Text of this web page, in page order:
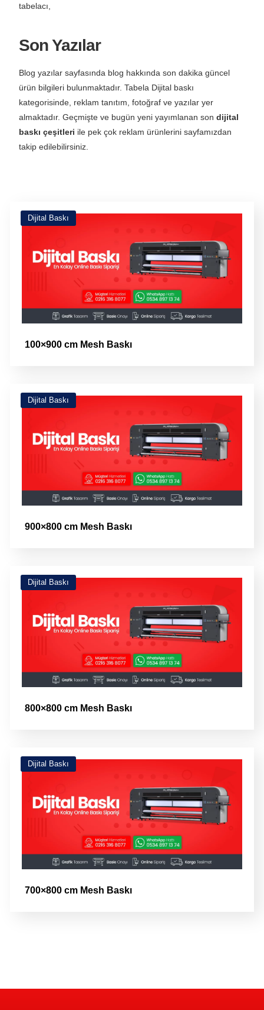
tabelacı,
Son Yazılar
Blog yazılar sayfasında blog hakkında son dakika güncel
ürün bilgileri bulunmaktadır.Tabela Dijital baskı
kategorisinde , reklam tanıtım, fotoğraf ve yazılar yer
almaktadır. Geçmişte ve bugün yeni yayımlanan sondijital
baskı çeşitleri ile pek çok reklam ürünlerini sayfamızdan
takip edilebilirsiniz.
Dijital Baskı
100×900 cm Mesh Baskı
Dijital Baskı
900×800 cm Mesh Baskı
Dijital Baskı
800×800 cm Mesh Baskı
Dijital Baskı
700×800 cm Mesh Baskı